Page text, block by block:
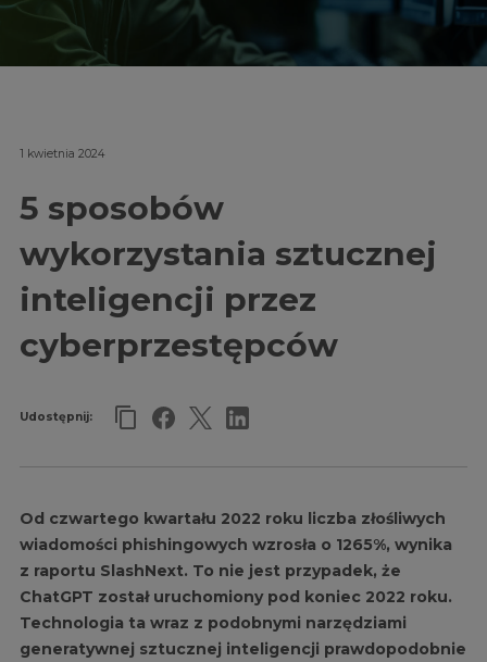
1 kwietnia 2024
5 sposobów
wykorzystania sztucznej
inteligencji przez
cyberprzestępców
Udostępnij:
Od czwartego kwartału 2022 roku liczba złośliwych
wiadomości phishingowych wzrosła o 1265%, wynika
z raportu SlashNext. To nie jest przypadek, że
ChatGPT został uruchomiony pod koniec 2022 roku.
Technologia ta wraz z podobnymi narzędziami
generatywnej sztucznej inteligencji prawdopodobnie